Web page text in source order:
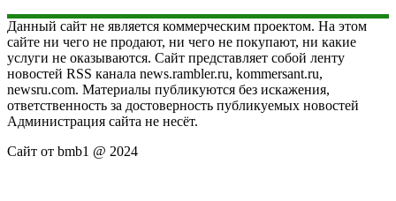
Данный сайт не является коммерческим проектом. На этом
сайте ни чего не продают, ни чего не покупают, ни какие
услуги не оказываются. Сайт представляет собой ленту
новостей RSS канала news.rambler.ru, kommersant.ru,
newsru.com. Материалы публикуются без искажения,
ответственность за достоверность публикуемых новостей
Администрация сайта не несёт.
Сайт от bmb1 @ 2024